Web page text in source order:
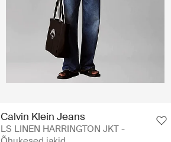
Calvin Klein Jeans
LS LINEN HARRINGTON JKT -